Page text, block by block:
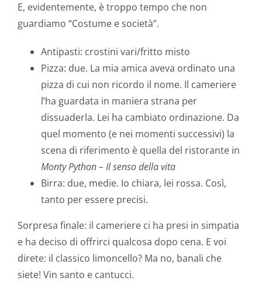
E, evidentemente, è troppo tempo che non
guardiamo “Costume e società”.
Antipasti: crostini vari/fritto misto
Pizza: due. La mia amica aveva ordinato una
pizza di cui non ricordo il nome. Il cameriere
l’ha guardata in maniera strana per
dissuaderla. Lei ha cambiato ordinazione. Da
quel momento (e nei momenti successivi) la
scena di riferimento è quella del ristorante in
Monty Python – Il senso della vita
Birra: due, medie. Io chiara, lei rossa. Così,
tanto per essere precisi.
Sorpresa finale: il cameriere ci ha presi in simpatia
e ha deciso di offrirci qualcosa dopo cena. E voi
direte: il classico limoncello? Ma no, banali che
siete! Vin santo e cantucci.